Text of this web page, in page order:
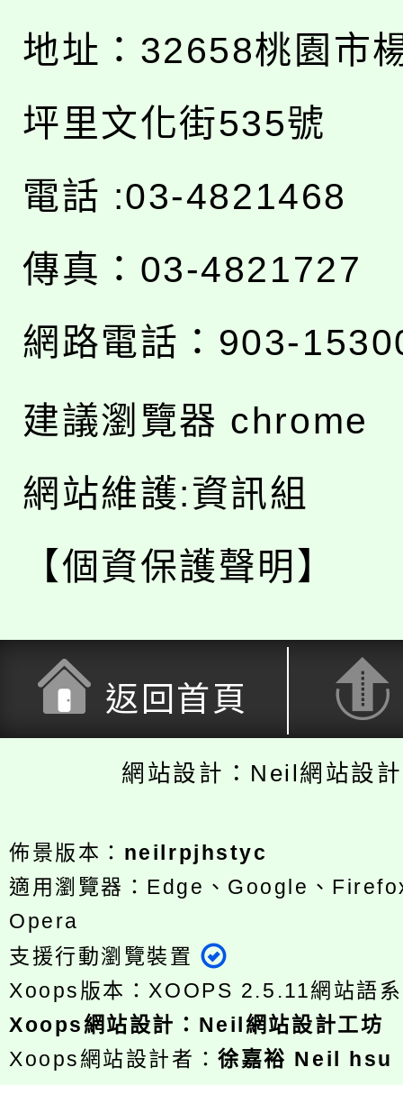
地址： 32658桃園市
坪里文化街535號
電話 :03-4821468
傳真：03-4821727
網路電話：903-
建議瀏覽器 chrome
網站維護:資訊組
【個資保護聲明】
返回首頁
網站設計：Neil網站設
佈景版本： neilrpjhstyc
適用瀏覽器：Edge、Google、
Opera
支援行動瀏覽裝置
Xoops版本： XOOPS 2.5.11網站語
Xoops網站設計 ： Neil網站設計工坊
Xoops網站設計者：徐嘉裕 Neil hsu